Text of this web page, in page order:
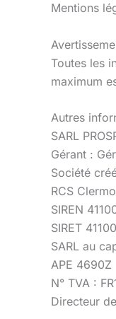
Mentions
Toutes les
maximum
Autres
SARL
Gérant :
Société
RCS
SIREN
SIRET
SARL au
APE 4690Z
N° TVA :
Directeur